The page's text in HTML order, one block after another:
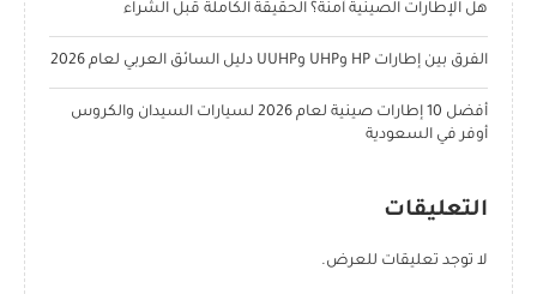
هل الإطارات الصينية آمنة؟ الحقيقة الكاملة قبل الشراء
الفرق بين إطارات HP وUHP وUUHP دليل السائق العربي لعام 2026
أفضل 10 إطارات صينية لعام 2026 لسيارات السيدان والكروس
أوفر في السعودية
التعليقات
لا توجد تعليقات للعرض.